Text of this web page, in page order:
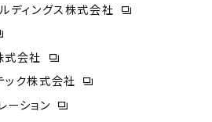
ディングス株式会社
式会社
ック株式会社
ーション